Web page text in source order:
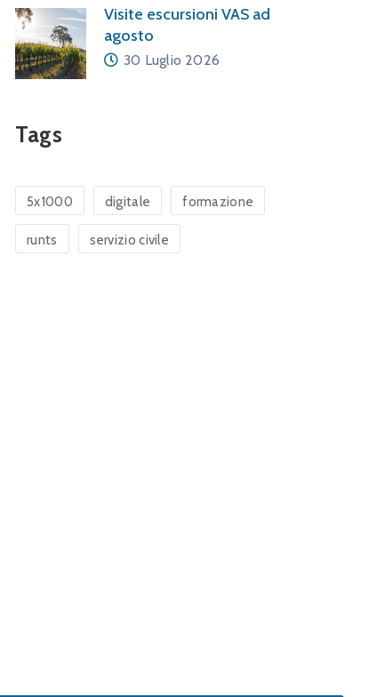
Visite escursioni VAS ad
agosto
30 Luglio 2026
Tags
5x1000 digitale formazione
runts servizio civile